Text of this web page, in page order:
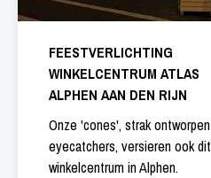
FEESTVERLICHTING
WINKELCENTRUM ATLAS
ALPHEN AAN DEN RIJN
Onze 'cones', strak ontworpen
eyecatchers, versieren ook dit
winkelcentrum in Alphen.